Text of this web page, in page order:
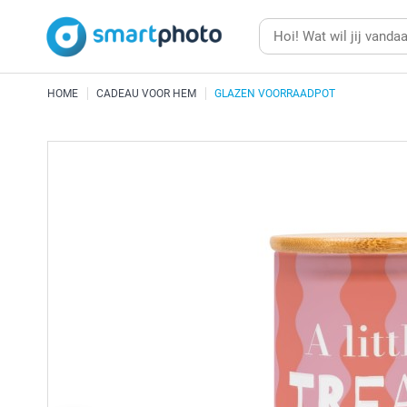
HOME CADEAU VOOR HEM GLAZEN VOORRAADPOT